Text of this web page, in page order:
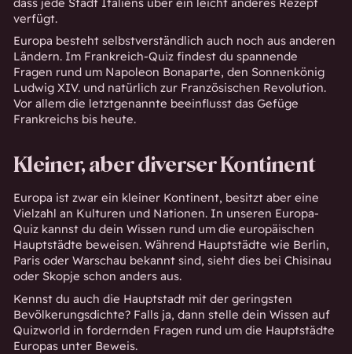
verfügt.
Europa besteht selbstverständlich auch noch aus anderen
Ländern. Im Frankreich-Quiz findest du spannende
Fragen rund um Napoleon Bonaparte, den Sonnenkönig
Ludwig XIV. und natürlich zur Französischen Revolution.
Vor allem die letztgenannte beeinflusst das Gefüge
Frankreichs bis heute.
Kleiner, aber diverser Kontinent
Europa ist zwar ein kleiner Kontinent, besitzt aber eine
Vielzahl an Kulturen und Nationen. In unseren Europa-
Quiz kannst du dein Wissen rund um die europäischen
Hauptstädte beweisen. Während Hauptstädte wie Berlin,
Paris oder Warschau bekannt sind, sieht dies bei Chisinau
oder Skopje schon anders aus.
Kennst du auch die Hauptstadt mit der geringsten
Bevölkerungsdichte? Falls ja, dann stelle dein Wissen auf
Quizworld in fordernden Fragen rund um die Hauptstädte
Europas unter Beweis.